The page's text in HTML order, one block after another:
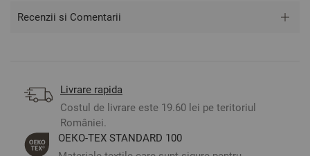
Recenzii si Comentarii
Livrare rapida
Costul de livrare este 19.60 lei pe teritoriul
României.
ОЕКО-ТЕX STANDARD 100